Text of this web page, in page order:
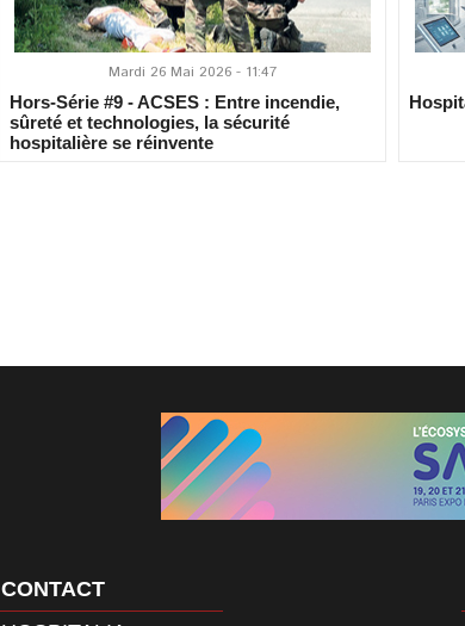
Mardi 26 Mai 2026 - 11:47
Hors-Série #9 - ACSES : Entre incendie,
sûreté et technologies, la sécurité
hospitalière se réinvente
CONTACT